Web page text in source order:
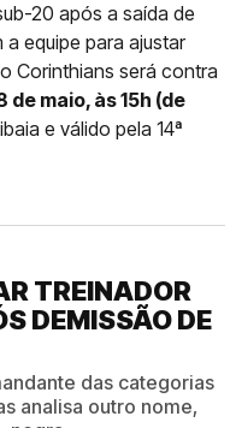
20 após a saída de
equipe para ajustar
Corinthians será contra
maio, às 15h (de
e válido pela 14ª
TREINADOR
DEMISSÃO DE
das categorias
analisa outro nome,